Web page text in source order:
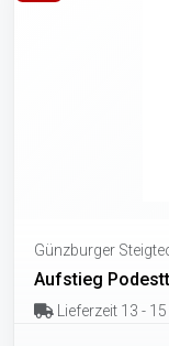
Günzburger
Aufstieg
Lieferzeit 13 -